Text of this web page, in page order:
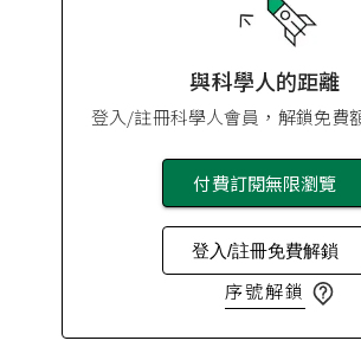
與科學人的距離
登入/註冊科學人會員，解鎖免費
付費訂閱無限瀏覽
登入/註冊免費解鎖
序號解鎖